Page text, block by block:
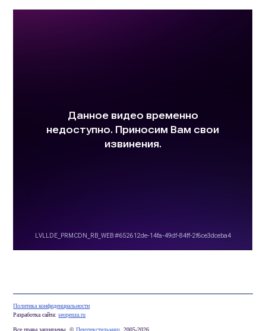
Политика конфиденциальности
Разработка сайта:seopenza.ru